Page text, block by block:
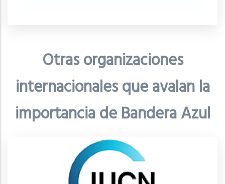
Otras organizaciones
internacionales que avalan la
importancia de Bandera Azul